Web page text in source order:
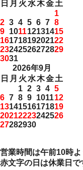
日 月 火 水木金土
1
2 3 4 5 6 7 8
9 101112131415
16171819202122
23242526272829
3031
2026年9月
日 月 火 水木金土
1 2 3 4 5
6 7 8 9 101112
13141516171819
20212223242526
27282930
営業時間は午前10時よ
赤文字の日は休業日で